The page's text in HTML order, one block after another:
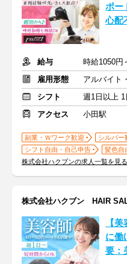
ポー
心配
給与
時給1050円
雇用形態
アルバイト
シフト
週1日以上
アクセス
小田駅
副業・Ｗワーク歓迎 シルバー
シフト自由・自己申告
髪色自
株式会社ハクブンの求人一覧を見る
株式会社ハクブン HAIR
【
に働
要：